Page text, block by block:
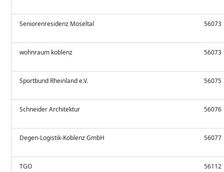
Seniorenresidenz Moseltal 56073
wohnraum koblenz 56073
Sportbund Rheinland e.V. 56075
Schneider Architektur 56076
Degen-Logistik-Koblenz GmbH 56077
TGO 56112